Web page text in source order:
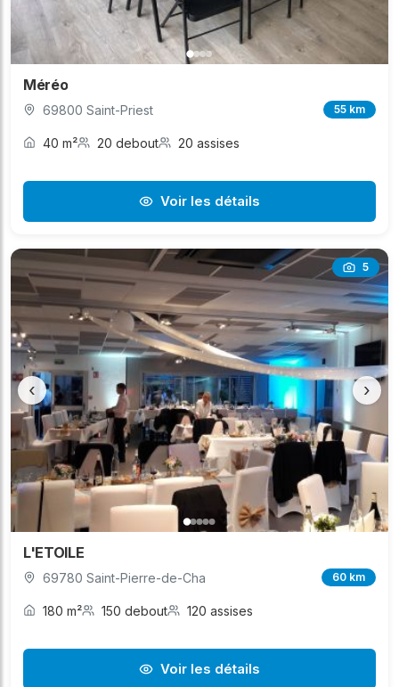
Méréo
69800 Saint-Priest 55 km
40 m² 20 debout 20 assises
Voir les détails
5
‹ ›
L'ETOILE
69780 Saint-Pierre-de-Cha 60 km
180 m² 150 debout 120 assises
Voir les détails